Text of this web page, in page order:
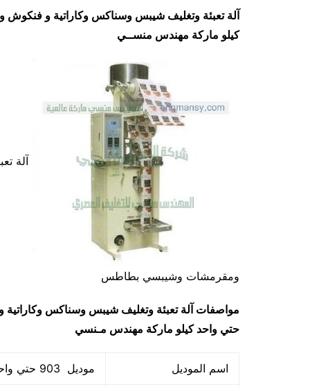
كيلو ماركة مهندس منســي
آلة
ومقرمشات وشيبسي بطاطس
مواصفات آلة تعبئة وتغليف شيبس وسناكس
حتي واحد كيلو ماركة مهندس مـنسي
اسم الموديل موديل 903 حتي واحد كيلو ماركة المهندس منســي